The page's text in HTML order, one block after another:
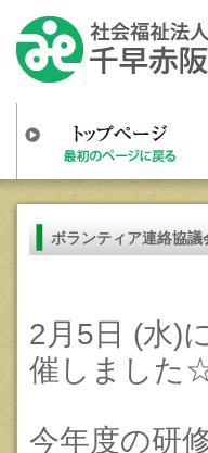
ボランティア連絡協
2月5日 (水)
催しました
今年度の研